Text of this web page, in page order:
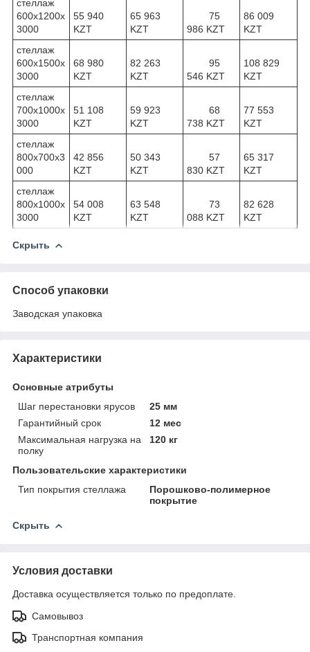
стеллаж
600х1200х
3000
55 940
KZT
65 963
KZT
75
986 KZT
86 009
KZT
стеллаж
600х1500х
3000
68 980
KZT
82 263
KZT
95
546 KZT
108 829
KZT
стеллаж
700х1000х
3000
51 108
KZT
59 923
KZT
68
738 KZT
77 553
KZT
стеллаж
800х700х3
000
42 856
KZT
50 343
KZT
57
830 KZT
65 317
KZT
стеллаж
800х1000х
3000
54 008
KZT
63 548
KZT
73
088 KZT
82 628
KZT
Скрыть
Способ упаковки
Заводская упаковка
Характеристики
Основные атрибуты
Шаг перестановки ярусов
25 мм
Гарантийный срок
12 мес
Максимальная нагрузка на
полку
120 кг
Пользовательские характеристики
Тип покрытия стеллажа
Порошково-полимерное
покрытие
Скрыть
Условия доставки
Доставка осуществляется только по предоплате.
Самовывоз
Транспортная компания